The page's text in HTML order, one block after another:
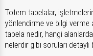
Totem tabelalar, işletmelerin
yönlendirme ve bilgi verme
tabela nedir, hangi
nelerdir gibi soruları